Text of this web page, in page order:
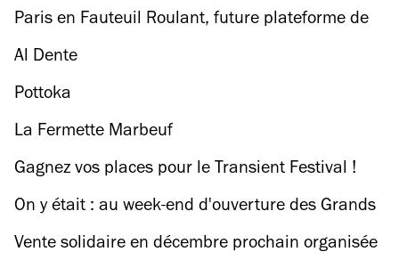
Paris en Fauteuil Roulant, future plateforme de
lieux accessibles pour les handicapés
Al Dente
Pottoka
La Fermette Marbeuf
Gagnez vos places pour le Transient Festival !
On y était : au week-end d'ouverture des Grands
Voisins
Vente solidaire en décembre prochain organisée